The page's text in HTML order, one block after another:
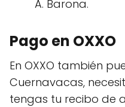
A. Barona.
Pago en OXXO
En OXXO también
Cuernavacas,
tengas tu recibo de